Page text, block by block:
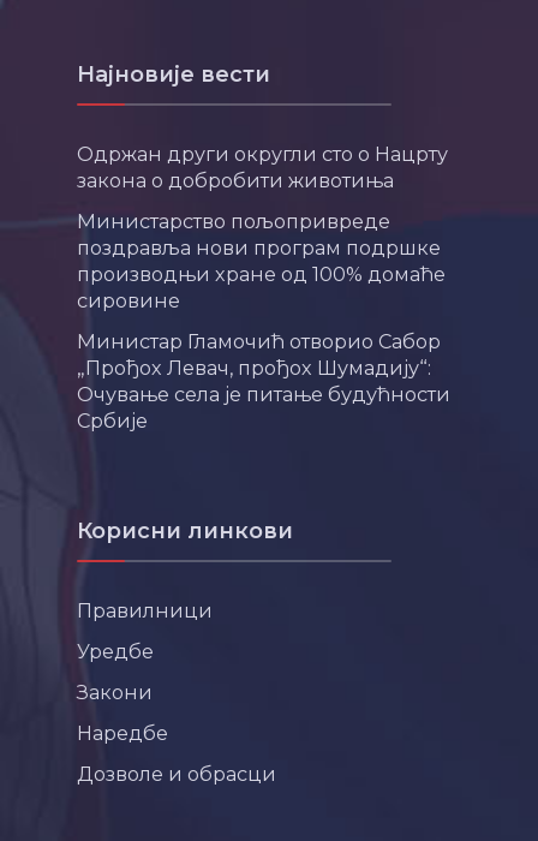
Најновије вести
Одржан други округли сто о Нацрту
закона о добробити животиња
Министарство пољопривреде
поздравља нови програм подршке
производњи хране од 100% домаће
сировине
Министар Гламочић отворио Сабор
„Прођох Левач, прођох Шумадију“:
Очување села је питање будућности
Србије
Корисни линкови
Правилници
Уредбе
Закони
Наредбе
Дозволе и обрасци